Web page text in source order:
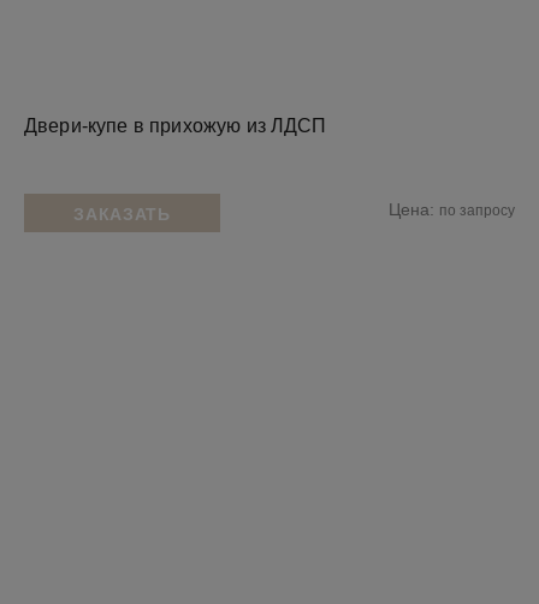
Двери-купе в прихожую из ЛДСП
ЗАКАЗАТЬ Цена: по запросу